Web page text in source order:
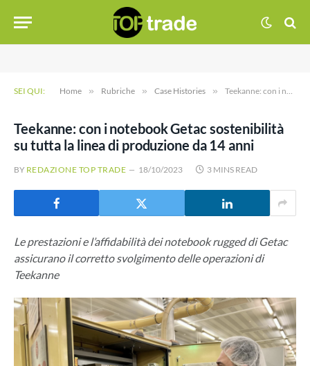
SEI QUI: Home » Rubriche » Case Histories » Teekanne: con i notebook Getac sostenibilità su tutta la linea di produzione da 14 anni
Teekanne: con i notebook Getac sostenibilità
su tutta la linea di produzione da 14 anni
BY REDAZIONE TOP TRADE 18/10/2023 3 MINS READ
Le prestazioni e l’affidabilità dei notebook rugged di Getac
assicurano il corretto svolgimento delle operazioni di
Teekanne